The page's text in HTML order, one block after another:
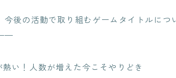
後の活動で取り組むゲームタイトルにつ
——
熱い！人数が増えた今こそやりどき